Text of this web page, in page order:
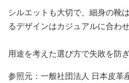
シルエットも大切で、細身の靴
るデザインはカジュアルに合わ
用途を考えた選び方で失敗を防ぎ
参照元：一般社団法人 日本皮革